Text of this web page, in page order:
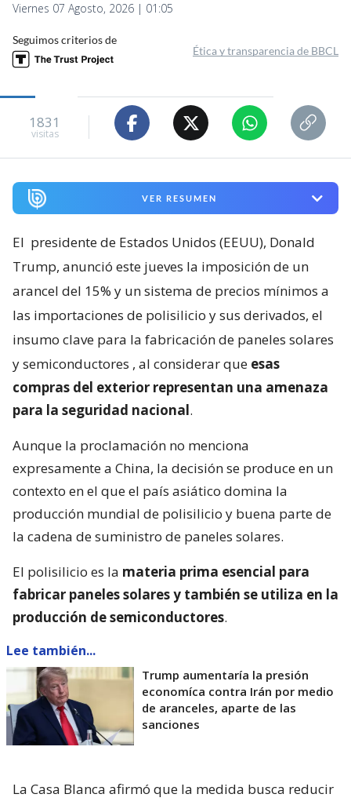
Viernes 07 Agosto, 2026 | 01:05
Seguimos criterios de
Ética y transparencia de BBCL
1831
visitas
VER RESUMEN
El presidente de Estados Unidos (EEUU), Donald
Trump, anunció este jueves la imposición de un
arancel del 15% y un sistema de precios mínimos a
las importaciones de polisilicio y sus derivados, el
insumo clave para la fabricación de paneles solares
y semiconductores , al considerar que esas
compras del exterior representan una amenaza
para la seguridad nacional.
Aunque la proclamación no menciona
expresamente a China, la decisión se produce en un
contexto en el que el país asiático domina la
producción mundial de polisilicio y buena parte de
la cadena de suministro de paneles solares.
El polisilicio es la materia prima esencial para
fabricar paneles solares y también se utiliza en la
producción de semiconductores.
Lee también...
Trump aumentaría la presión
economíca contra Irán por medio
de aranceles, aparte de las
sanciones
La Casa Blanca afirmó que la medida busca reducir